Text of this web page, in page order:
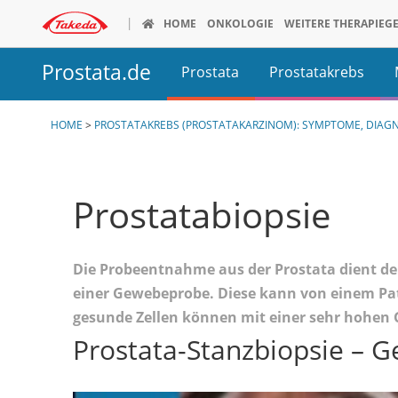
HOME ONKOLOGIE
Unsere Werte
ALK+ NSCLC
SALCL
WEITERE
Gastroenterologie
Morbus Crohn
Fachkreisinformationen
CTCL
Prostatakarzinom
Prostata.de Prostata
Prostata Übersicht
Funktion
Sexualhormone
Beschwerden
Prostatakrebs
Prostatakrebs
Früherkennung
Therapie bei
Leben mit
HOME > PROSTATAKREBS (PROSTATAKARZINOM): SYMPTOME,
Prostatabiopsie
Die Probeentnahme aus der Prostata dient
einer Gewebeprobe. Diese kann von einem
gesunde Zellen können mit einer sehr
Prostata-Stanzbiopsie –